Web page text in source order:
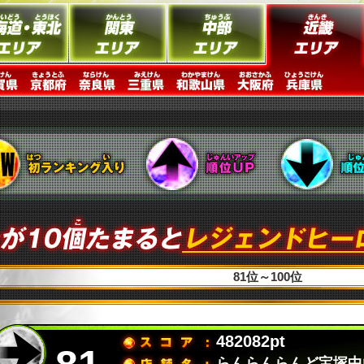
81位～100位
482082pt